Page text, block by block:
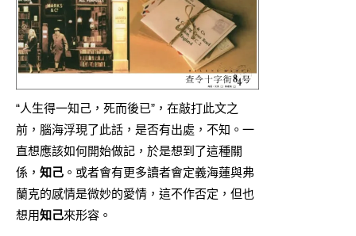
“人生得一知己，死而後已”，在敲打此文之
前，腦海浮現了此話，是否有出處，不知。一
直想應該如何開始做記，於是想到了這種關
係， 知己 。或者會有更多讀者會定義海蓮與弗
蘭克的感情是微妙的愛情，這不作否定，但也
想用知己來形容。